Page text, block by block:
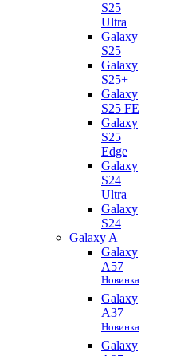
S25
Ultra
Galaxy
S25
Galaxy
S25+
Galaxy
S25 FE
Galaxy
S25
Edge
Galaxy
S24
Ultra
Galaxy
S24
Galaxy A
Galaxy
A57
Новинка
Galaxy
A37
Новинка
Galaxy